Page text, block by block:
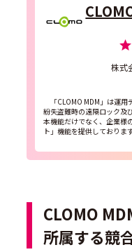
株式
「CLOMO MDM」は運用
紛失盗難時の遠隔ロック及
本機能だけでなく、企業様
ト」機能を提供しておりま
CLOMO
所属する競